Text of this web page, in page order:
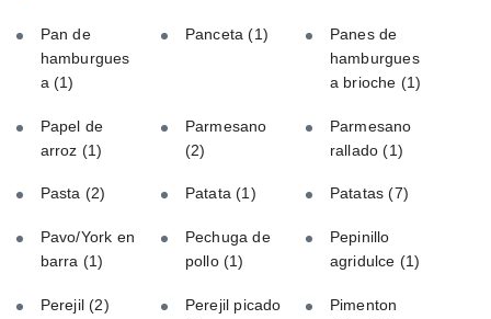
Pan de
hamburgues
a (1)
Panceta(1)
Panes de
hamburgues
a brioche (1)
Papel de
arroz (1)
Parmesano
(2)
Parmesano
rallado(1)
Pasta (2) Patata(1) Patatas(7)
Pavo/York en
barra (1)
Pechuga de
pollo (1)
Pepinillo
agridulce (1)
Perejil(2)
Perejil picado
Pimenton